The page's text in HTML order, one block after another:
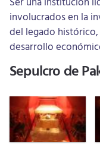
involucrados en la
del legado
desarrollo
Sepulcro de